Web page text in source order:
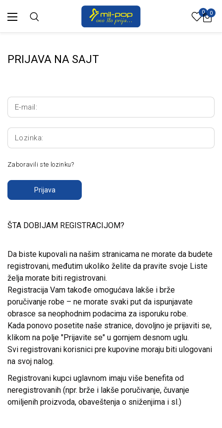
0 0
PRIJAVA NA SAJT
E-mail:
Lozinka:
Zaboravili ste lozinku?
Prijava
ŠTA DOBIJAM REGISTRACIJOM?
Da biste kupovali na našim stranicama ne morate da budete
registrovani, međutim ukoliko želite da pravite svoje Liste
želja morate biti registrovani.
Registracija Vam takođe omogućava lakše i brže
poručivanje robe – ne morate svaki put da ispunjavate
obrasce sa neophodnim podacima za isporuku robe.
Kada ponovo posetite naše stranice, dovoljno je prijaviti se,
klikom na polje "Prijavite se" u gornjem desnom uglu.
Svi registrovani korisnici pre kupovine moraju biti ulogovani
na svoj nalog.
Registrovani kupci uglavnom imaju više benefita od
neregistrovanih (npr. brže i lakše poručivanje, čuvanje
omiljenih proizvoda, obaveštenja o sniženjima i sl.)